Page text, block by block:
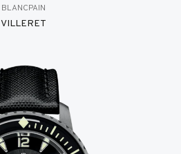
BLANCPAIN
VILLERET